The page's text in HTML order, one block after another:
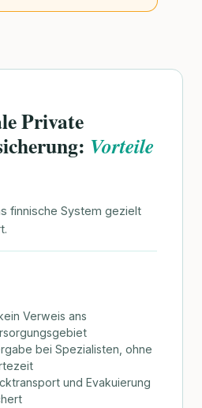
Private
Vorteile
finnische System gezielt
Verweis ans
bei Spezialisten, ohne
und Evakuierung